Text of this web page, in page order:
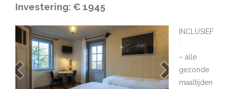
Investering: € 1945
INCLUSIEF
:
– alle
gezonde
maaltijden